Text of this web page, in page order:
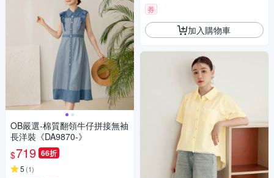
OB嚴選-棉質翻領牛仔拼接無袖
長洋裝《DA9870-》
$719 66折
5 (1)
券
加入購物車